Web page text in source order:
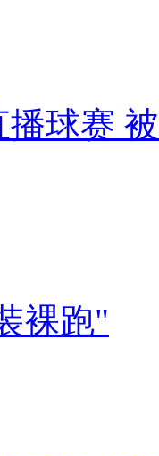
球赛
裸跑"